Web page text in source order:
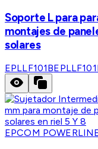
Soporte L para
montajes de
solares
EPLLF101B
EPCOM